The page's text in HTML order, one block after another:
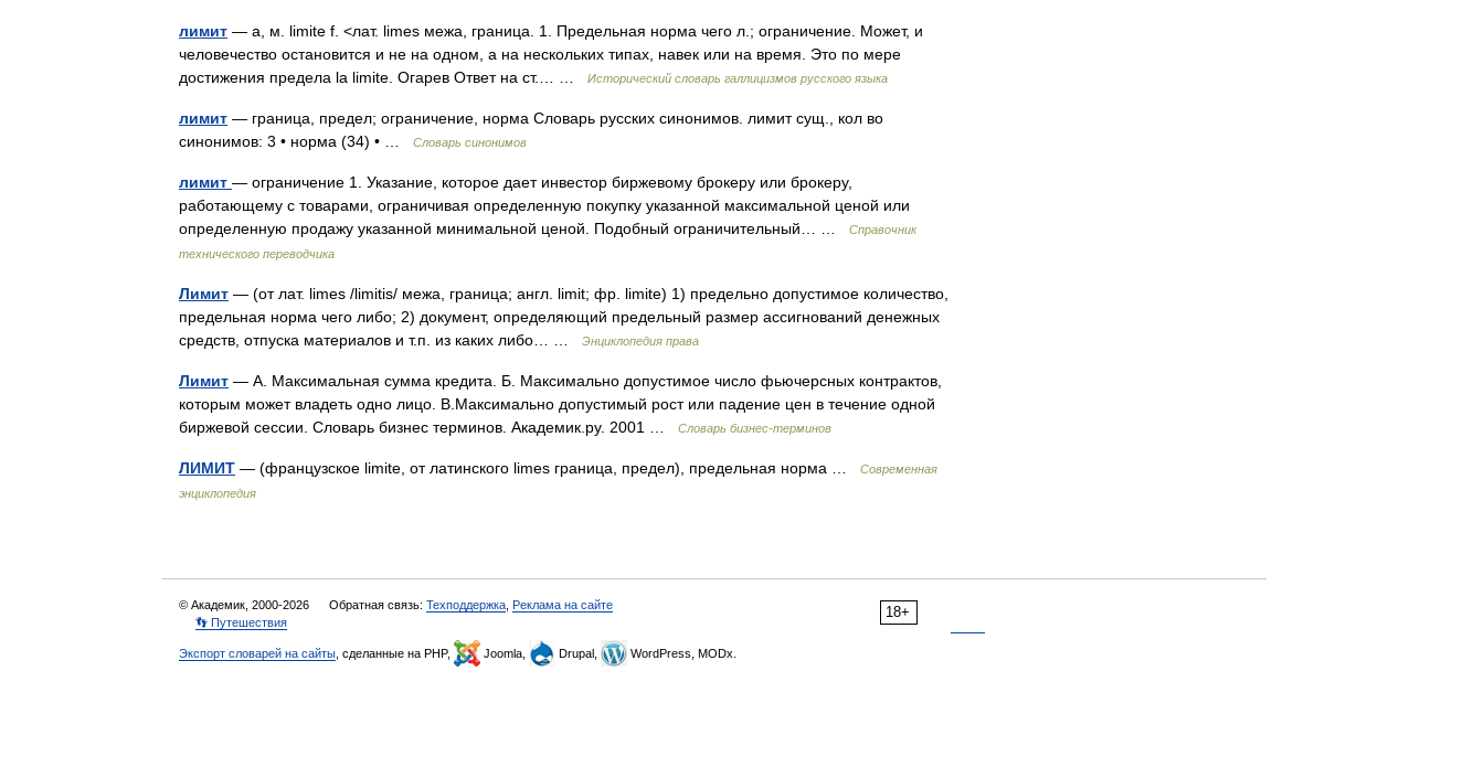
лимит — а, м. limite f. <лат. limes межа, граница. 1. Предельная норма чего л.; ограничение. Может, и
человечество остановится и не на одном, а на нескольких типах, навек или на время. Это по мере
достижения предела la limite. Огарев Ответ на ст.… …
Исторический словарь галлицизмов русского языка
лимит — граница, предел; ограничение, норма Словарь русских синонимов. лимит сущ., кол во
синонимов: 3 • норма (34) • …
Словарь синонимов
лимит — ограничение 1. Указание, которое дает инвестор биржевому брокеру или брокеру,
работающему с товарами, ограничивая определенную покупку указанной максимальной ценой или
определенную продажу указанной минимальной ценой. Подобный ограничительный… …
Справочник
технического переводчика
Лимит — (от лат. limes /limitis/ межа, граница; англ. limit; фр. limite) 1) предельно допустимое количество,
предельная норма чего либо; 2) документ, определяющий предельный размер ассигнований денежных
средств, отпуска материалов и т.п. из каких либо… …
Энциклопедия права
Лимит — А. Максимальная сумма кредита. Б. Максимально допустимое число фьючерсных контрактов,
которым может владеть одно лицо. В.Максимально допустимый рост или падение цен в течение одной
биржевой сессии. Словарь бизнес терминов. Академик.ру. 2001 …
Словарь бизнес-терминов
ЛИМИТ — (французское limite, от латинского limes граница, предел), предельная норма …
Современная
энциклопедия
18+
© Академик, 2000-2026 Обратная связь: Техподдержка Реклама на сайте
👣 Путешествия
Экспорт словарей на сайты , сделанные на PHP, Joomla, Drupal, WordPress, MODx.